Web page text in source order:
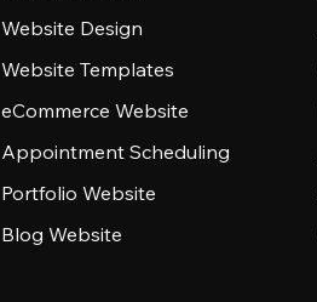
Website Design
Website Templates
eCommerce Website
Appointment Scheduling
Portfolio Website
Blog Website